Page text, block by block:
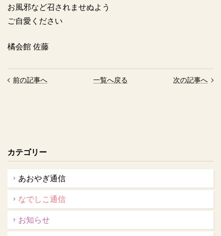
お風邪など召されませぬよう
ご自愛ください
橘会館 佐藤
前の記事へ 一覧へ戻る 次の記事へ
カテゴリー
あおやぎ通信
なでしこ通信
お知らせ